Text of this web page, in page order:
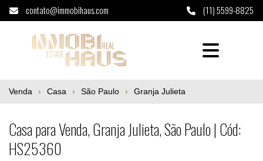
contato@immobihaus.com (11) 5599-8825
Casa para Venda, Granja Julieta, São
Venda Casa São Paulo Granja Julieta
Casa para Venda, Granja Julieta, São Paulo | Cód:
HS25360